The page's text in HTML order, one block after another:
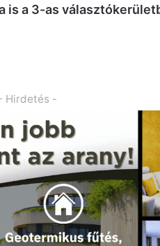
is a 3-as
Hirdetés -